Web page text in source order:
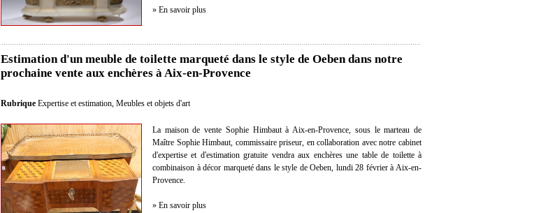
» En savoir plus
Estimation d'un meuble de toilette marqueté dans le style de Oeben dans notre
prochaine vente aux enchères à Aix-en-Provence
Rubrique Expertise et estimation, Meubles et objets d'art
La maison de vente Sophie Himbaut à Aix-en-Provence, sous le marteau de
Maître Sophie Himbaut, commissaire priseur, en collaboration avec notre cabinet
d'expertise et d'estimation gratuite vendra aux enchères une table de toilette à
combinaison à décor marqueté dans le style de Oeben, lundi 28 février à Aix-en-
Provence.
» En savoir plus